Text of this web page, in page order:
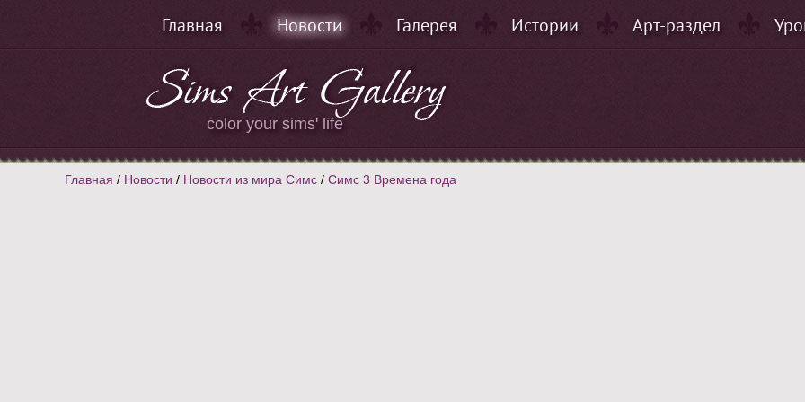
Главная Новости Галерея Истории Арт-раздел
color your sims' life
Главная / Новости / Новости из мира Симс / Симс 3 Времена года